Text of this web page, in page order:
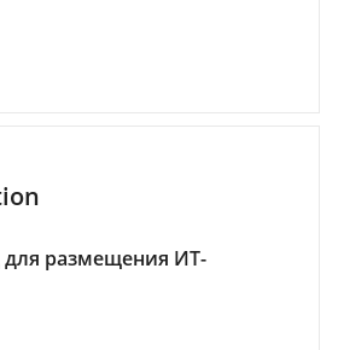
размещения ИТ-